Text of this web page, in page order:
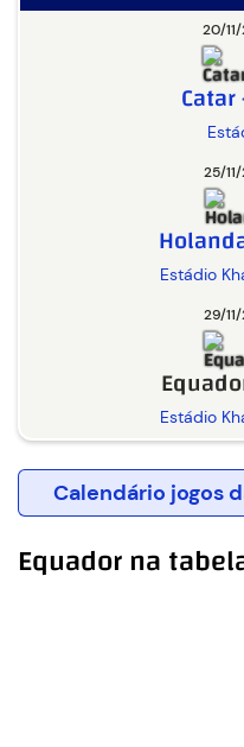
20/
25/
Estádio
29/
Estádio
Calendário jogos
Equador na